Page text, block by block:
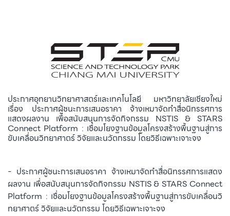
ประกาศอุทยานวิทยาศาสตร์และเทคโนโลยี มหาวิทยาลัยเชียงใหม่
เรื่อง ประกาศผู้ชนะการเสนอราคา จ้างเหมาจัดทำสื่อนิทรรศการ
แสดงผลงาน เพื่อสนับสนุนการจัดกิจกรรม NSTIS & STARS
Connect Platform : เชื่อมโยงฐานข้อมูลโครงสร้างพื้นฐานสู่การ
ขับเคลื่อนวิทยาศาตร์ วิจัยและนวัตกรรม โดยวิธีเฉพาะเจาะจง
- ประกาศผู้ชนะการเสนอราคา จ้างเหมาจัดทำสื่อนิทรรศการแสดง
ผลงาน เพื่อสนับสนุนการจัดกิจกรรม NSTIS & STARS Connect
Platform : เชื่อมโยงฐานข้อมูลโครงสร้างพื้นฐานสู่การขับเคลื่อนวิ
ทยาศาตร์ วิจัยและนวัตกรรม โดยวิธีเฉพาะเจาะจง